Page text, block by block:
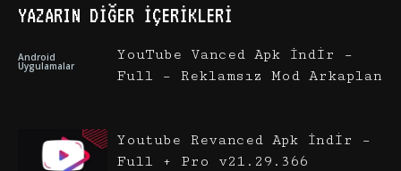
YAZARIN DIĞER İÇERIKLERI
Android
Uygulamalar
YouTube Vanced Apk İndir –
Full – Reklamsız Mod Arkaplan
Youtube Revanced Apk İndir –
Full + Pro v21.29.366